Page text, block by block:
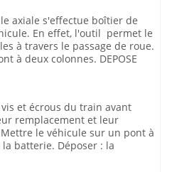
axiale s'effectue boîtier de
En effet, l'outil permet le
à travers le passage de roue.
à deux colonnes. DEPOSE
vis et écrous du train avant
remplacement et leur
Mettre le véhicule sur un pont à
batterie. Déposer : la